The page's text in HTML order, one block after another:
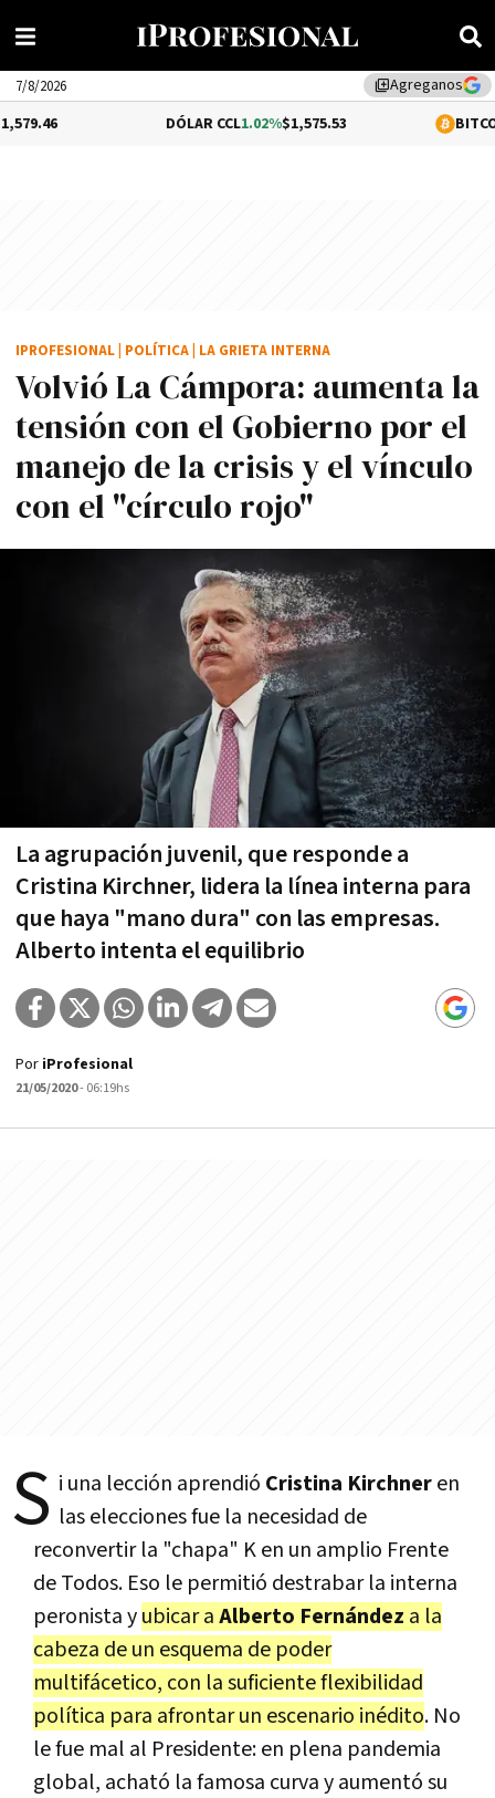
library_addAgreganos
7/8/2026
1.02%$1,575.53 -0.12%
Volvió La Cámpora: aumenta la
tensión con el Gobierno por el
manejo de la crisis y el vínculo
con el "círculo rojo"
La agrupación juvenil, que responde a
Cristina Kirchner, lidera la línea interna para
que haya "mano dura" con las empresas.
Alberto intenta el equilibrio
IPROFESIONAL POLÍTICA LA GRIETA INTERNA
Por iProfesional
21/05/2020- 06:19hs
S i una lección aprendió Cristina Kirchneren
las elecciones fue la necesidad de
reconvertir la "chapa" K en un amplio Frente
de Todos. Eso le permitió destrabar la interna
peronista yubicar aAlberto Fernández a la
cabeza de un esquema de poder
multifácetico, con la suficiente flexibilidad
política para afrontar un escenario inédito. No
le fue mal al Presidente: en plena pandemia
global, acható la famosa curva y aumentó su